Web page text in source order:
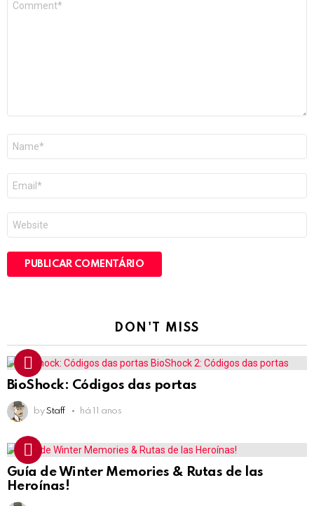
mail
*
DON'T MISS
BioShock: Códigos das portas
by Staff há 11 anos
Guía de Winter Memories & Rutas de las
Heroínas!